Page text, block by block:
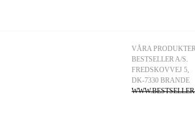
VÅRA
BESTSELLER A/S.
FREDSKOVVEJ 5,
DK-7330 BRANDE